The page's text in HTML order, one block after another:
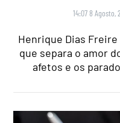
14:07 8 Agosto,
Henrique Dias
que separa o amor
afetos e os